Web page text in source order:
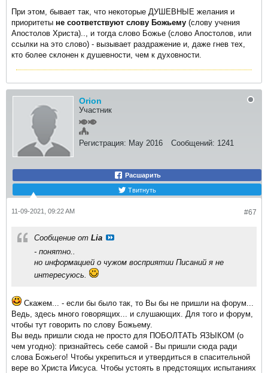
При этом, бывает так, что некоторые ДУШЕВНЫЕ желания и
приоритеты не соответствуют слову Божьему (слову учения
Апостолов Христа).., и тогда слово Божье (слово Апостолов, или
ссылки на это слово) - вызывает раздражение и, даже гнев тех,
кто более склонен к душевности, чем к духовности.
Orion
Участник
Регистрация: May 2016 Сообщений: 1241
Расшарить
Твитнуть
#67
11-09-2021, 09:22 AM
Сообщение от Lia
- понятно..
но информацией о чужом восприятии Писаний я не
интересуюсь.
Скажем... - если бы было так, то Вы бы не пришли на форум...
Ведь, здесь много говорящих... и слушающих. Для того и форум,
чтобы тут говорить по слову Божьему.
Вы ведь пришли сюда не просто для ПОБОЛТАТЬ ЯЗЫКОМ (о
чем угодно): признайтесь себе самой - Вы пришли сюда ради
слова Божьего! Чтобы укрепиться и утвердиться в спасительной
вере во Христа Иисуса. Чтобы устоять в предстоящих испытаниях